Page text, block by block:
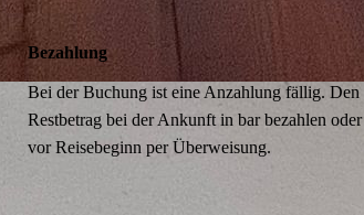
Bezahlung
Bei der Buchung ist eine Anzahlung fällig. Den
Restbetrag bei der Ankunft in bar bezahlen oder
vor Reisebeginn per Überweisung.